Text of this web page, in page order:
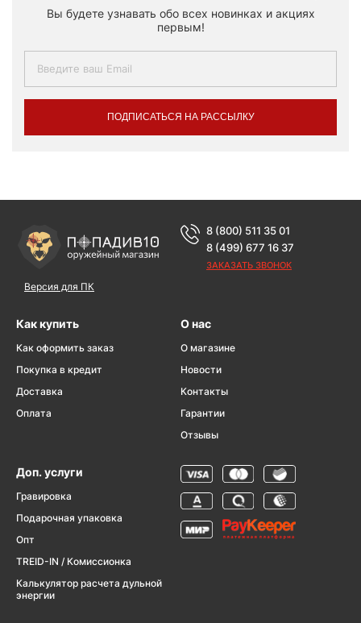
Вы будете узнавать обо всех новинках и акциях
первым!
ПОДПИСАТЬСЯ НА РАССЫЛКУ
Версия для ПК
8 (800) 511 35 01
8 (499) 677 16 37
ЗАКАЗАТЬ ЗВОНОК
Как купить
Как оформить заказ
Покупка в кредит
Доставка
Оплата
О нас
О магазине
Новости
Контакты
Гарантии
Отзывы
Доп. услуги
Гравировка
Подарочная упаковка
Опт
TREID-IN / Комиссионка
Калькулятор расчета дульной
энергии